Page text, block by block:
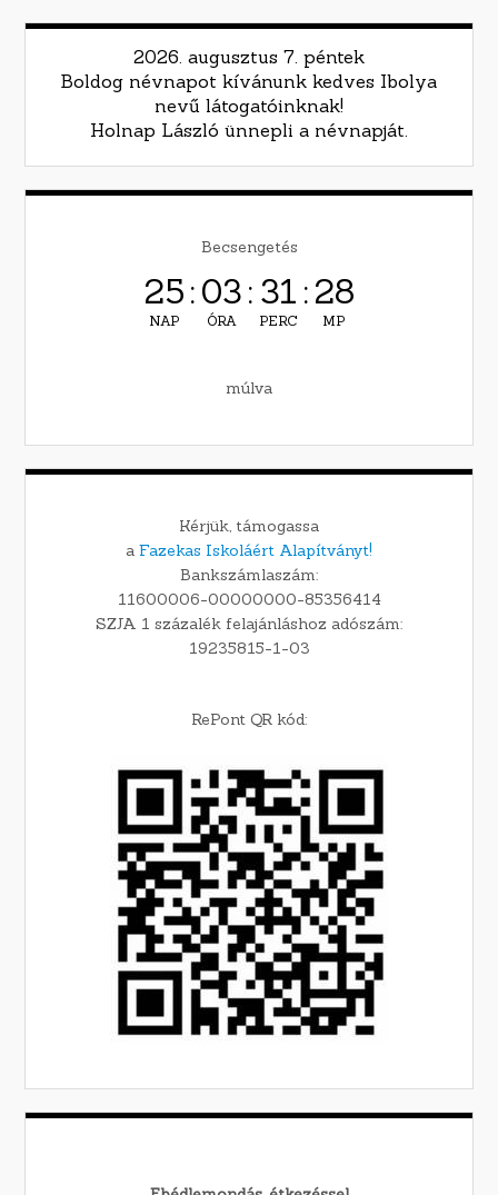
2026. augusztus 7. péntek
Boldog névnapot kívánunk kedves Ibolya
nevű látogatóinknak!
Holnap László ünnepli a névnapját.
Becsengetés
25
NAP
:03
ÓRA
: 31
PERC
:27
MP
múlva
Kérjük, támogassa
a Fazekas Iskoláért Alapítványt!
Bankszámlaszám:
11600006-00000000-85356414
SZJA 1 százalék felajánláshoz adószám:
19235815-1-03
RePont QR kód: